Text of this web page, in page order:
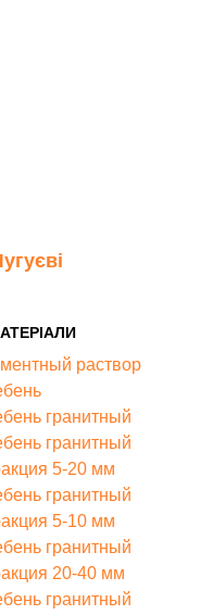
раствор
гранитный
гранитный
5-20 мм
гранитный
5-10 мм
гранитный
20-40 мм
гранитный